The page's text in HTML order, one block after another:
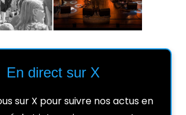
En direct sur X
sur X pour suivre nos actus en